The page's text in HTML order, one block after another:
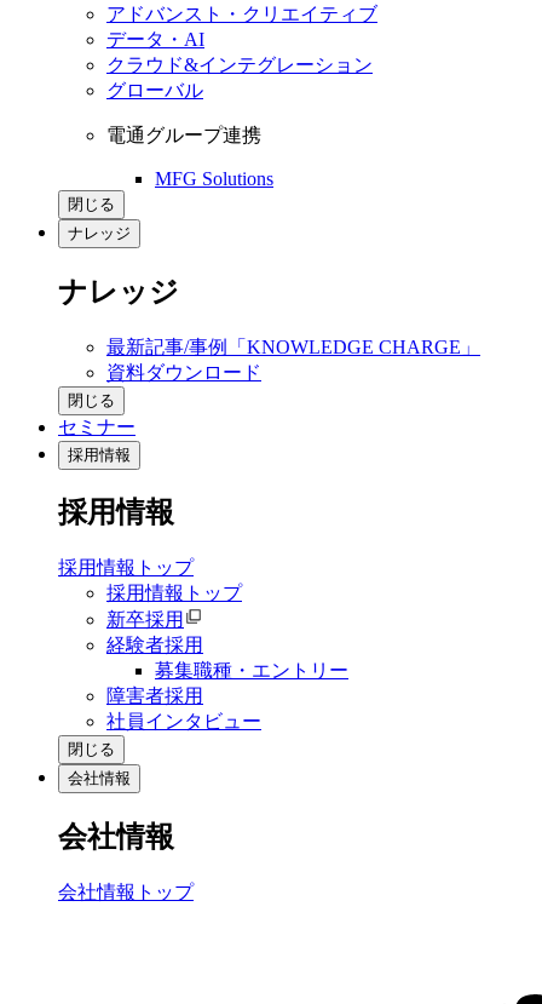
アドバンスト・クリエイティブ
データ・AI
クラウド&インテグレーション
グローバル
電通グループ連携
MFG Solutions
閉じる
ナレッジ
ナレッジ
最新記事/事例「KNOWLEDGE CHARGE」
資料ダウンロード
閉じる
セミナー
採用情報
採用情報
採用情報トップ
採用情報トップ
新卒採用
経験者採用
募集職種・エントリー
障害者採用
社員インタビュー
閉じる
会社情報
会社情報
会社情報トップ